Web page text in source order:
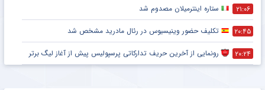
۲۱:۰۶ ستاره اینترمیلان مصدوم شد
۲۰:۴۵ تکلیف حضور وینیسیوس در رئال مادرید مشخص شد
۲۰:۲۴ رونمایی از آخرین حریف تدارکاتی پرسپولیس پیش از آغاز لیگ برتر